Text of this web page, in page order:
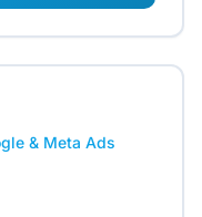
& Meta Ads